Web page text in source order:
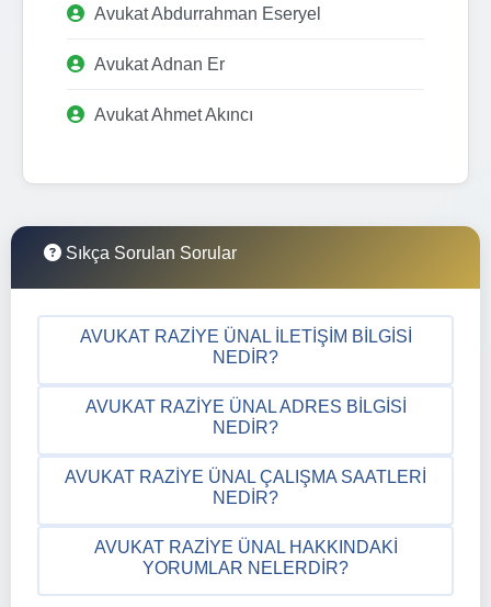
Avukat Abdurrahman Eseryel
Avukat Adnan Er
Avukat Ahmet Akıncı
Sıkça Sorulan Sorular
AVUKAT RAZIYE ÜNAL İLETIŞIM BILGISI
NEDIR?
AVUKAT RAZIYE ÜNAL ADRES BILGISI
NEDIR?
AVUKAT RAZIYE ÜNAL ÇALIŞMA SAATLERI
NEDIR?
AVUKAT RAZIYE ÜNAL HAKKINDAKI
YORUMLAR NELERDIR?